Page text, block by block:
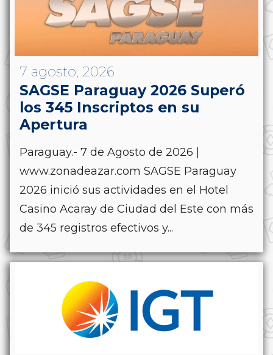
7 agosto, 2026
SAGSE Paraguay 2026 Superó
los 345 Inscriptos en su
Apertura
Paraguay.- 7 de Agosto de 2026 |
www.zonadeazar.com SAGSE Paraguay
2026 inició sus actividades en el Hotel
Casino Acaray de Ciudad del Este con más
de 345 registros efectivos y...